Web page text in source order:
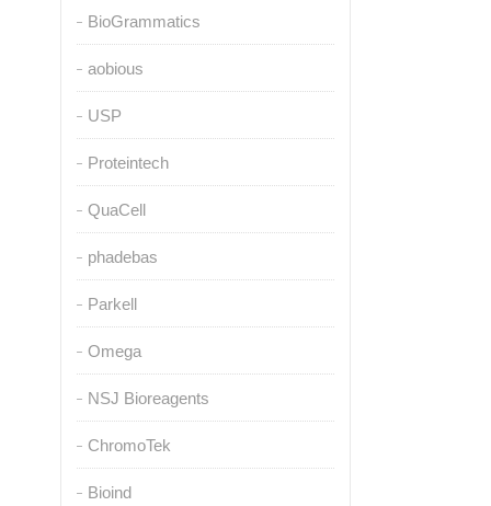
BioGrammatics
aobious
USP
Proteintech
QuaCell
phadebas
Parkell
Omega
NSJ Bioreagents
ChromoTek
Bioind